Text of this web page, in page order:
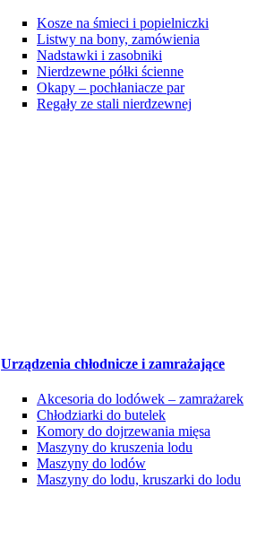
Kosze na śmieci i popielniczki
Listwy na bony, zamówienia
Nadstawki i zasobniki
Nierdzewne półki ścienne
Okapy – pochłaniacze par
Regały ze stali nierdzewnej
Urządzenia chłodnicze i zamrażające
Akcesoria do lodówek – zamrażarek
Chłodziarki do butelek
Komory do dojrzewania mięsa
Maszyny do kruszenia lodu
Maszyny do lodów
Maszyny do lodu, kruszarki do lodu